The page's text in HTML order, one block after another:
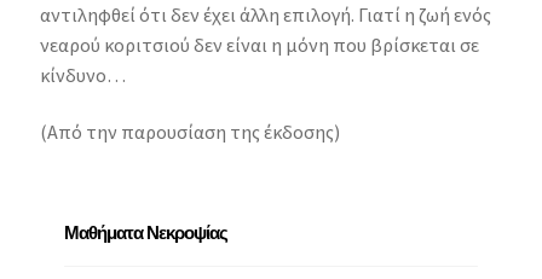
αντιληφθεί ότι δεν έχει άλλη επιλογή. Γιατί η ζωή ενός
νεαρού κοριτσιού δεν είναι η μόνη που βρίσκεται σε
κίνδυνο…
(Από την παρουσίαση της έκδοσης)
Μαθήματα Νεκροψίας